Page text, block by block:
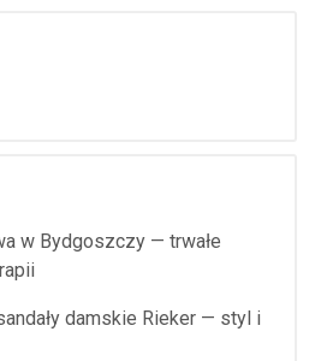
w Bydgoszczy — trwałe
damskie Rieker — styl i